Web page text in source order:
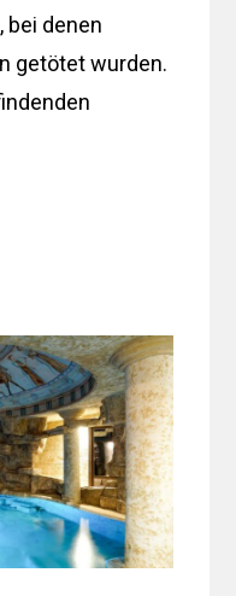
bei denen
getötet wurden.